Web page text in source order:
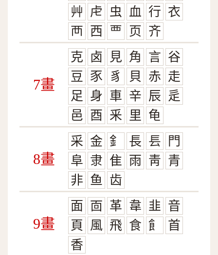
艸
虍 虫 血 行 衣
襾 西 覀 页 齐
7畫
克 卤 見 角 言 谷
豆 豕 豸 貝 赤 走
足
身 車 辛 辰 辵
邑 酉 釆 里 龟
8畫
采 金 釒 長 镸
門
阜 隶 隹 雨 靑 青
非 鱼 齿
9畫
面 靣 革 韋 韭 音
頁
風 飛 食 飠
首
香